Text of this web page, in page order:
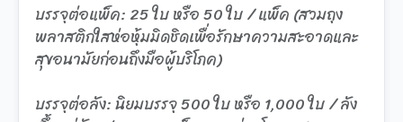
บรรจุต่อแพ็ค: 25 ใบ หรือ 50 ใบ / แพ็ค (สวมถุง
พลาสติกใสห่อหุ้มมิดชิดเพื่อรักษาความสะอาดและ
สุขอนามัยก่อนถึงมือผู้บริโภค)
บรรจุต่อลัง: นิยมบรรจุ 500 ใบ หรือ 1,000 ใบ / ลัง